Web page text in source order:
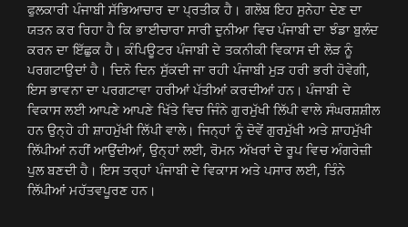
ਫੁਲਕਾਰੀ ਪੰਜਾਬੀ ਸੱਭਿਆਚਾਰ ਦਾ ਪ੍ਰਤੀਕ ਹੈ। ਗਲੋਬ ਇਹ ਸੁਨੇਹਾ ਦੇਣ ਦਾ
ਯਤਨ ਕਰ ਰਿਹਾ ਹੈ ਕਿ ਭਾਈਚਾਰਾ ਸਾਰੀ ਦੁਨੀਆ ਵਿਚ ਪੰਜਾਬੀ ਦਾ ਝੰਡਾ ਬੁਲੰਦ
ਕਰਨ ਦਾ ਇੱਛੁਕ ਹੈ। ਕੰਪਿਊਟਰ ਪੰਜਾਬੀ ਦੇ ਤਕਨੀਕੀ ਵਿਕਾਸ ਦੀ ਲੋੜ ਨੂੰ
ਪਰਗਟਾਉਦਾਂ ਹੈ। ਦਿਨੋ ਦਿਨ ਸੁੱਕਦੀ ਜਾ ਰਹੀ ਪੰਜਾਬੀ ਮੁੜ ਹਰੀ ਭਰੀ ਹੋਵੇਗੀ,
ਇਸ ਭਾਵਨਾ ਦਾ ਪਰਗਟਾਵਾ ਹਰੀਆਂ ਪੱਤੀਆਂ ਕਰਦੀਆਂ ਹਨ। ਪੰਜਾਬੀ ਦੇ
ਵਿਕਾਸ ਲਈ ਆਪਣੇ ਆਪਣੇ ਖਿੱਤੇ ਵਿਚ ਜਿੰਨੇ ਗੁਰਮੁੱਖੀ ਲਿੱਪੀ ਵਾਲੇ ਸੰਘਰਸ਼ਸ਼ੀਲ
ਹਨ ਉਨ੍ਹੇ ਹੀ ਸ਼ਾਹਮੁੱਖੀ ਲਿੱਪੀ ਵਾਲੇ। ਜਿਨ੍ਹਾਂ ਨੂੰ ਦੋਵੇਂ ਗੁਰਮੁੱਖੀ ਅਤੇ ਸ਼ਾਹਮੁੱਖੀ
ਲਿੱਪੀਆਂ ਨਹੀਂ ਆਉਂਦੀਆਂ, ਉਨ੍ਹਾਂ ਲਈ, ਰੋਮਨ ਅੱਖਰਾਂ ਦੇ ਰੂਪ ਵਿਚ ਅੰਗਰੇਜ਼ੀ
ਪੁਲ ਬਣਦੀ ਹੈ। ਇਸ ਤਰ੍ਹਾਂ ਪੰਜਾਬੀ ਦੇ ਵਿਕਾਸ ਅਤੇ ਪਸਾਰ ਲਈ, ਤਿੰਨੇ
ਲਿੱਪੀਆਂ ਮਹੱਤਵਪੂਰਣ ਹਨ।